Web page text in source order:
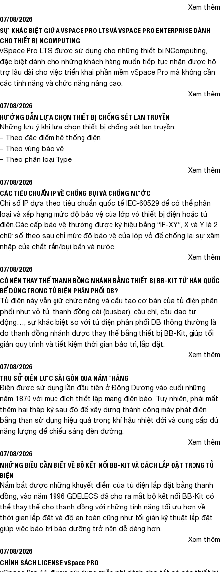
Xem thêm
07/08/2026
SỰ KHÁC BIỆT GIỮA VSPACE PRO LTS VÀ VSPACE PRO ENTERPRISE DÀNH
CHO THIẾT BỊ NCOMPUTING
vSpace Pro LTS được sử dụng cho những thiết bị NComputing,
đặc biệt dành cho những khách hàng muốn tiếp tục nhận được hỗ
trợ lâu dài cho việc triển khai phần mềm vSpace Pro mà không cần
các tính năng và chức năng nâng cao.
Xem thêm
07/08/2026
HƯỚNG DẪN LỰA CHỌN THIẾT BỊ CHỐNG SÉT LAN TRUYỀN
Những lưu ý khi lựa chọn thiết bị chống sét lan truyền:
– Theo đặc điểm hệ thống điện
– Theo vùng bảo vệ
– Theo phân loại Type
Xem thêm
07/08/2026
CÁC TIÊU CHUẨN IP VỀ CHỐNG BỤI VÀ CHỐNG NƯỚC
Chỉ số IP dựa theo tiêu chuẩn quốc tế IEC-60529 để có thể phân
loại và xếp hạng mức độ bảo vệ của lớp vỏ thiết bị điện hoặc tủ
điện.Các cấp bảo vệ thường được ký hiệu bằng “IP-XY”, X và Y là 2
chữ số theo sau chỉ mức độ bảo vệ của lớp vỏ để chống lại sự xâm
nhập của chất rắn/bụi bẩn và nước.
Xem thêm
07/08/2026
CÓ NÊN THAY THẾ THANH ĐỒNG NHÁNH BẰNG THIẾT BỊ BB-KIT TỪ HÀN QUỐC
ĐỂ DÙNG TRONG TỦ ĐIỆN PHÂN PHỐI DB?
Tủ điện này vẫn giữ chức năng và cấu tạo cơ bản của tủ điện phân
phối như: vỏ tủ, thanh đồng cái (busbar), cầu chì, cầu dao tự
động…, sự khác biệt so với tủ điện phân phối DB thông thường là
do thanh đồng nhánh được thay thế bằng thiết bị BB-Kit, giúp tối
giản quy trình và tiết kiệm thời gian bảo trì, lắp đặt.
Xem thêm
07/08/2026
TRỤ SỞ ĐIỆN LỰC SÀI GÒN QUA NĂM THÁNG
Điện được sử dụng lần đầu tiên ở Đông Dương vào cuối những
năm 1870 với mục đích thiết lập mạng điện báo. Tuy nhiên, phải mất
thêm hai thập kỷ sau đó để xây dựng thành công máy phát điện
bằng than sử dụng hiệu quả trong khí hậu nhiệt đới và cung cấp đủ
năng lượng để chiếu sáng đèn đường.
Xem thêm
07/08/2026
NHỮNG ĐIỀU CẦN BIẾT VỀ BỘ KẾT NỐI BB-KIT VÀ CÁCH LẮP ĐẶT TRONG TỦ
ĐIỆN
Nắm bắt được những khuyết điểm của tủ điện lắp đặt bằng thanh
đồng, vào năm 1996 GDELECS đã cho ra mắt bộ kết nối BB-Kit có
thể thay thế cho thanh đồng với những tính năng tối ưu hơn về
thời gian lắp đặt và độ an toàn cũng như tối giản kỹ thuật lắp đặt
giúp việc bảo trì bảo dưỡng trở nên dễ dàng hơn.
Xem thêm
07/08/2026
CHÍNH SÁCH LICENSE vSpace PRO